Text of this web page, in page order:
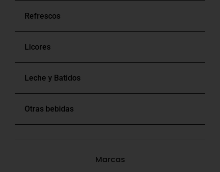
Refrescos
Licores
Leche y Batidos
Otras bebidas
Marcas